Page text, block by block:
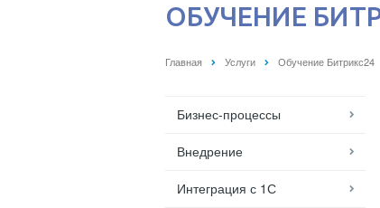
ОБУЧЕНИЕ
Главная Услуги Обучение Битрикс24
Бизнес-процессы
Внедрение
Интеграция с 1С